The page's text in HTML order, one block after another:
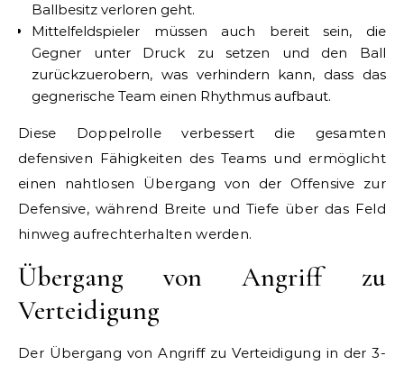
Ballbesitz verloren geht.
Mittelfeldspieler müssen auch bereit sein, die
Gegner unter Druck zu setzen und den Ball
zurückzuerobern, was verhindern kann, dass das
gegnerische Team einen Rhythmus aufbaut.
Diese Doppelrolle verbessert die gesamten
defensiven Fähigkeiten des Teams und ermöglicht
einen nahtlosen Übergang von der Offensive zur
Defensive, während Breite und Tiefe über das Feld
hinweg aufrechterhalten werden.
Übergang von Angriff zu
Verteidigung
Der Übergang von Angriff zu Verteidigung in der 3-